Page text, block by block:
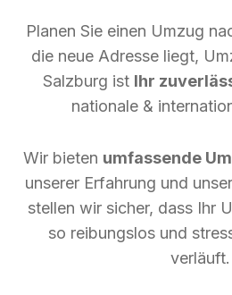
Planen Sie einen Umzug
die neue Adresse liegt,
Salzburg ist Ihr
nationale &
Wir bieten umfassende
unserer Erfahrung und
stellen wir sicher, dass Ihr
so reibungslos und
verläuft.